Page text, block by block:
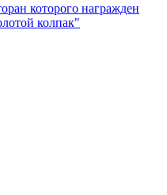
которого награжден
колпак"